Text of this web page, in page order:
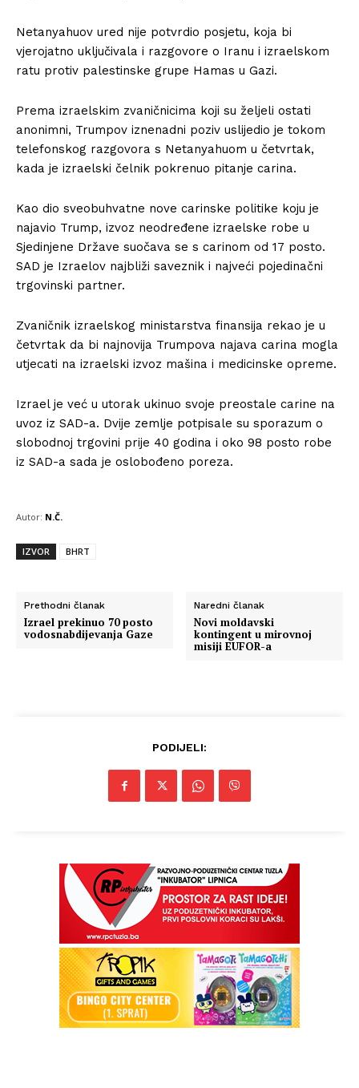
Netanyahuov ured nije potvrdio posjetu, koja bi
vjerojatno uključivala i razgovore o Iranu i izraelskom
ratu protiv palestinske grupe Hamas u Gazi.
Prema izraelskim zvaničnicima koji su željeli ostati
anonimni, Trumpov iznenadni poziv uslijedio je tokom
telefonskog razgovora s Netanyahuom u četvrtak,
kada je izraelski čelnik pokrenuo pitanje carina.
Kao dio sveobuhvatne nove carinske politike koju je
najavio Trump, izvoz neodređene izraelske robe u
Sjedinjene Države suočava se s carinom od 17 posto.
SAD je Izraelov najbliži saveznik i najveći pojedinačni
trgovinski partner.
Zvaničnik izraelskog ministarstva finansija rekao je u
četvrtak da bi najnovija Trumpova najava carina mogla
utjecati na izraelski izvoz mašina i medicinske opreme.
Izrael je već u utorak ukinuo svoje preostale carine na
uvoz iz SAD-a. Dvije zemlje potpisale su sporazum o
slobodnoj trgovini prije 40 godina i oko 98 posto robe
iz SAD-a sada je oslobođeno poreza.
Autor: N.Č.
IZVOR BHRT
Prethodni članak
Izrael prekinuo 70 posto
vodosnabdijevanja Gaze
Naredni članak
Novi moldavski
kontingent u mirovnoj
misiji EUFOR-a
PODIJELI: